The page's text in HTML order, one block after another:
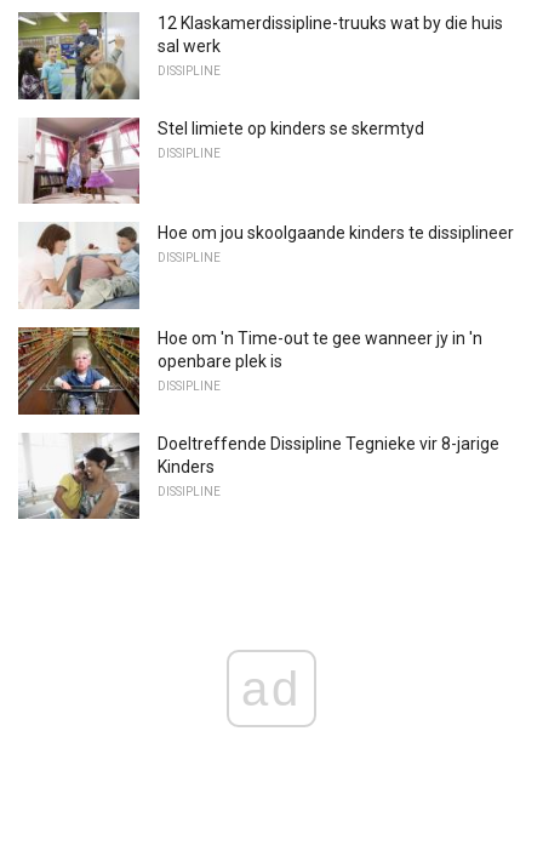
12 Klaskamerdissipline-truuks wat by die huis
sal werk
DISSIPLINE
Stel limiete op kinders se skermtyd
DISSIPLINE
Hoe om jou skoolgaande kinders te dissiplineer
DISSIPLINE
Hoe om 'n Time-out te gee wanneer jy in 'n
openbare plek is
DISSIPLINE
Doeltreffende Dissipline Tegnieke vir 8-jarige
Kinders
DISSIPLINE
ad